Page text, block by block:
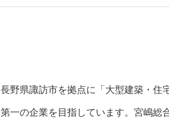
長野県諏訪市を拠点に「大型建築・住
第一の企業を目指しています。宮嶋総